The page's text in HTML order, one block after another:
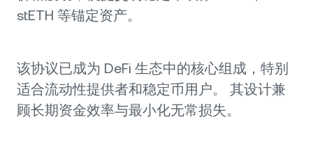
stETH 等锚定资产。
该协议已成为 DeFi 生态中的核心组成，特别
适合流动性提供者和稳定币用户。 其设计兼
顾长期资金效率与最小化无常损失。